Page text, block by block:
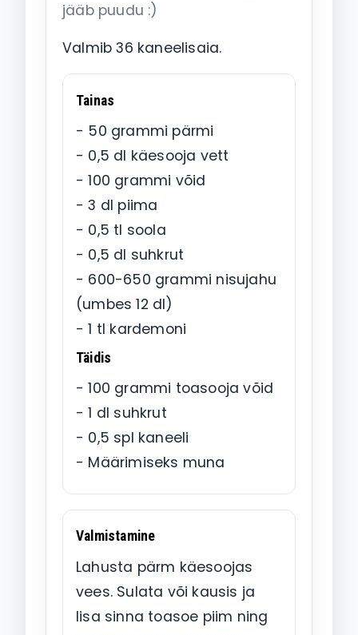
jääb puudu :)
Valmib 36 kaneelisaia.
Tainas
- 50 grammi pärmi
- 0,5 dl käesooja vett
- 100 grammi võid
- 3 dl piima
- 0,5 tl soola
- 0,5 dl suhkrut
- 600-650 grammi nisujahu
(umbes 12 dl)
- 1 tl kardemoni
Täidis
- 100 grammi toasooja võid
- 1 dl suhkrut
- 0,5 spl kaneeli
- Määrimiseks muna
Valmistamine
Lahusta pärm käesoojas
vees. Sulata või kausis ja
lisa sinna toasoe piim ning